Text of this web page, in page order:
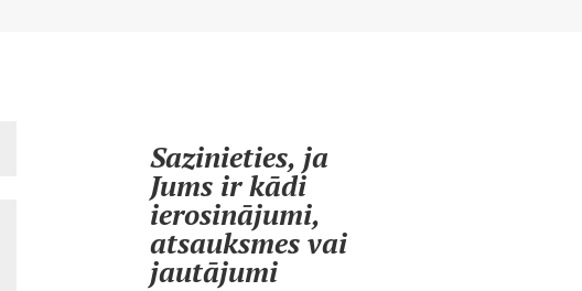
Sazinieties, ja
Jums ir kādi
ierosinājumi,
atsauksmes vai
jautājumi